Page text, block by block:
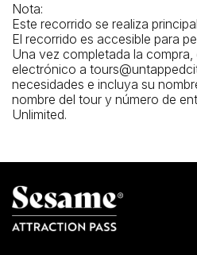
Nota:
Este recorrido se realiza
El recorrido es accesible para
Una vez completada la
electrónico a
necesidades e incluya su
nombre del tour y número de
Unlimited.